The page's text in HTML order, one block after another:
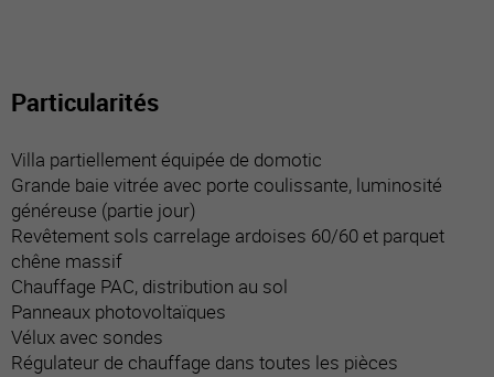
Particularités
Villa partiellement équipée de domotic
Grande baie vitrée avec porte coulissante, luminosité
généreuse (partie jour)
Revêtement sols carrelage ardoises 60/60 et parquet
chêne massif
Chauffage PAC, distribution au sol
Panneaux photovoltaïques
Vélux avec sondes
Régulateur de chauffage dans toutes les pièces